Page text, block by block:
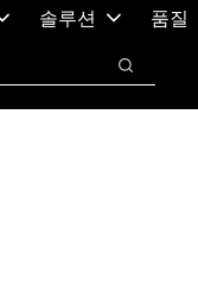
솔루션
품질
검색